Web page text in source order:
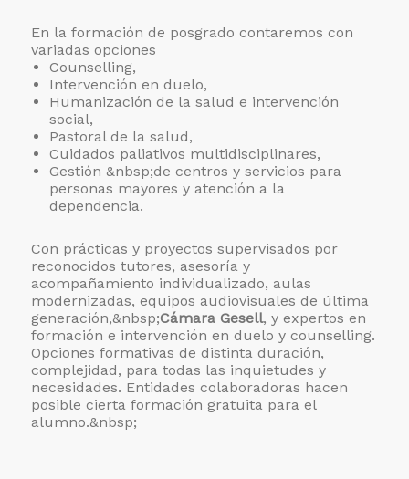
En la formación de posgrado contaremos con
variadas opciones
Counselling,
Intervención en duelo,
Humanización de la salud e intervención
social,
Pastoral de la salud,
Cuidados paliativos multidisciplinares,
Gestión &nbsp;de centros y servicios para
personas mayores y atención a la
dependencia.
Con prácticas y proyectos supervisados por
reconocidos tutores, asesoría y
acompañamiento individualizado, aulas
modernizadas, equipos audiovisuales de última
generación,&nbsp;Cámara Gesell, y expertos en
formación e intervención en duelo y counselling.
Opciones formativas de distinta duración,
complejidad, para todas las inquietudes y
necesidades. Entidades colaboradoras hacen
posible cierta formación gratuita para el
alumno.&nbsp;